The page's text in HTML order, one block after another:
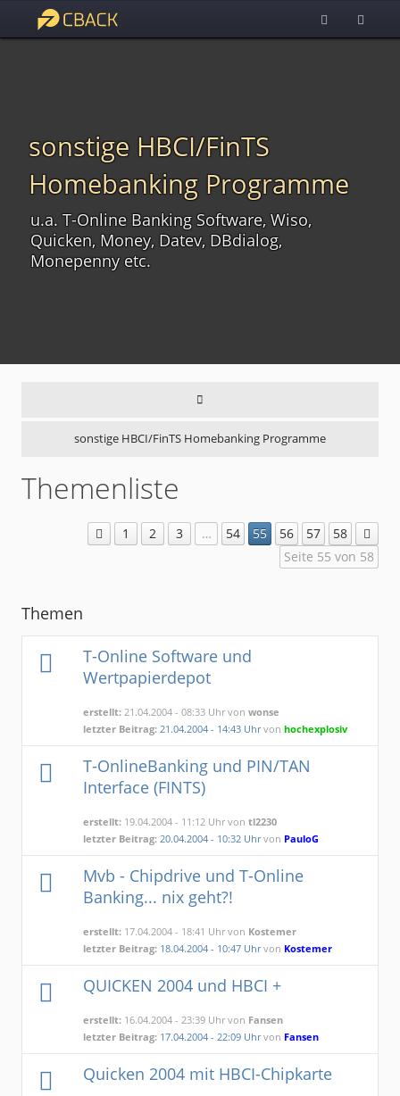
sonstige HBCI/FinTS
Homebanking Programme
u.a. T-Online Banking Software, Wiso,
Quicken, Money, Datev, DBdialog,
Monepenny etc.
sonstige HBCI/FinTS Homebanking Programme
Themenliste
1 2 3 … 54 55 56 57
58
Seite 55 von 58
Themen
T-Online Software und
Wertpapierdepot
erstellt: 21.04.2004 - 08:33 Uhr vonwonse
letzter Beitrag: 21.04.2004 - 14:43 Uhrvonhochexplosiv
T-OnlineBanking und PIN/TAN
Interface (FINTS)
erstellt: 19.04.2004 - 11:12 Uhr vontl2230
letzter Beitrag: 20.04.2004 - 10:32 Uhrvon PauloG
Mvb - Chipdrive und T-Online
Banking... nix geht?!
erstellt: 17.04.2004 - 18:41 Uhr von Kostemer
letzter Beitrag: 18.04.2004 - 10:47 Uhrvon Kostemer
QUICKEN 2004 und HBCI +
erstellt: 16.04.2004 - 23:39 Uhr von Fansen
letzter Beitrag: 17.04.2004 - 22:09 Uhrvon Fansen
Quicken 2004 mit HBCI-Chipkarte